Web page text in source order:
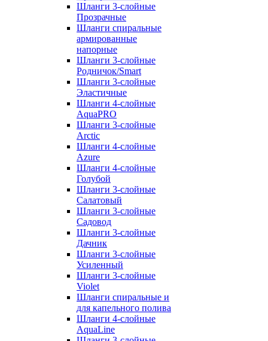
Шланги 3-слойные
Прозрачные
Шланги спиральные
армированные
напорные
Шланги 3-слойные
Родничок/Smart
Шланги 3-слойные
Эластичные
Шланги 4-слойные
AquaPRO
Шланги 3-слойные
Arctic
Шланги 4-слойные
Azure
Шланги 4-слойные
Голубой
Шланги 3-слойные
Салатовый
Шланги 3-слойные
Садовод
Шланги 3-слойные
Дачник
Шланги 3-слойные
Усиленный
Шланги 3-слойные
Violet
Шланги спиральные и
для капельного полива
Шланги 4-слойные
AquaLine